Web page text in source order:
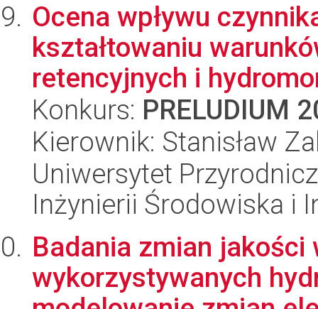
Ocena wpływu
kształtowaniu
retencyjnych i
Konkurs: PRELUDIUM
Kierownik: Stanisław
Uniwersytet
Inżynierii Środowiska i
Badania zmian
wykorzystywanych